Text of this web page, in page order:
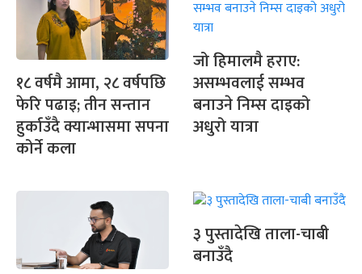
१८ वर्षमै आमा, २८ वर्षपछि
फेरि पढाइ; तीन सन्तान
हुर्काउँदै क्यान्भासमा सपना
कोर्ने कला
जो हिमालमै हराए:
असम्भवलाई सम्भव
बनाउने निम्स दाइको
अधुरो यात्रा
३ पुस्तादेखि ताला-चाबी
बनाउँदै